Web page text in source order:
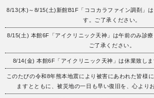
8/13(木)～8/15(土)新館B1F「ココカラファイン調剤」
す。ご了承ください。
8/15(土) 本館6F「アイクリニック天神」は午前のみ診療
ご了承ください。
8/14(金) 本館6F「アイクリニック天神」は休業致しま
このたびの令和8年熊本地震により被害にあわれた皆様
ますとともに、被災地の一日も早い復旧を、心より
フロアガイド
施設案内・アクセス
イベント・ポップアップ
ENGLISH
繁体字
簡体字